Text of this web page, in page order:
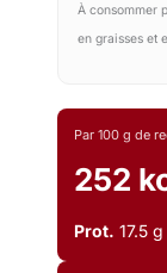
À consommer
en graisses et
Par 100 g de
252
Prot. 17.5